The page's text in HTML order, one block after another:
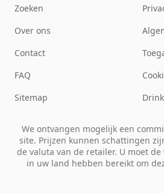
Zoeken
Over ons
Contact
FAQ
Sitemap
We ontvangen mogelijk een
site. Prijzen kunnen schattingen
de valuta van de retailer. U moet
in uw land hebben bereikt om